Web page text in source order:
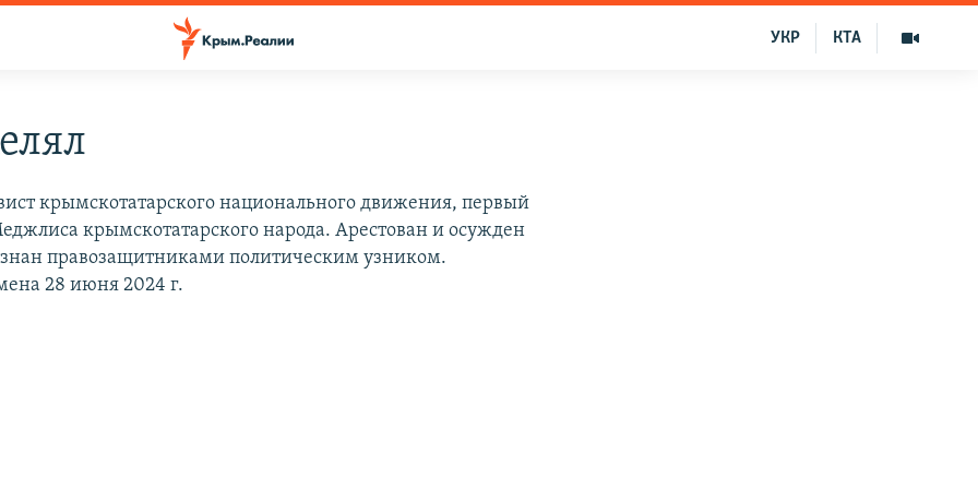
КТА
УКР
крымскотатарского национального движения, первый
крымскотатарского народа. Арестован и осужден
правозащитниками политическим узником.
28 июня 2024 г.